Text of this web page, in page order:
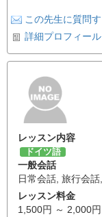
この先生に質問す
詳細プロフィー
レッスン内容
ドイツ語
一般会話
日常会話 旅行会話
レッスン料金
1,500円 ～ 2,000円